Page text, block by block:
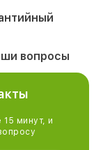
вопросы
минут, и